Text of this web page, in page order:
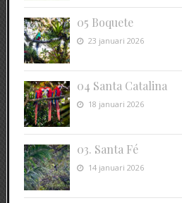
05 Boquete
23 januari 2026
04 Santa Catalina
18 januari 2026
03. Santa Fé
14 januari 2026